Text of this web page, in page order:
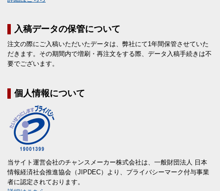
入稿データの保管について
注文の際にご入稿いただいたデータは、弊社にて1年間保管させていた
だきます。その期間内で増刷・再注文をする際、データ入稿手続きは不
要でございます。
個人情報について
当サイト運営会社のチャンスメーカー株式会社は、一般財団法人 日本
情報経済社会推進協会（JIPDEC）より、プライバシーマーク付与事業
者に認定されております。